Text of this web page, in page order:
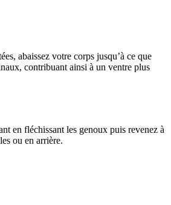
abaissez votre corps jusqu’à ce que
contribuant ainsi à un ventre plus
en fléchissant les genoux puis revenez à
ou en arrière.